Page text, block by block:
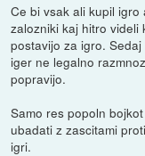
Ce bi vsak ali kupil
zalozniki kaj hitro videli
postavijo za igro.
iger ne legalno
popravijo.
Samo res popoln
ubadati z zascitami
igri.